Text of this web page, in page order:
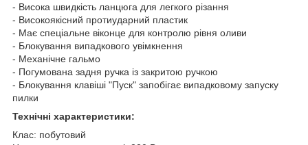
- Висока швидкість ланцюга для легкого різання
- Високоякісний протиударний пластик
- Має спеціальне віконце для контролю рівня оливи
- Блокування випадкового увімкнення
- Механічне гальмо
- Погумована задня ручка із закритою ручкою
- Блокування клавіші "Пуск" запобігає випадковому запуску
пилки
Технічні характеристики:
Клас: побутовий